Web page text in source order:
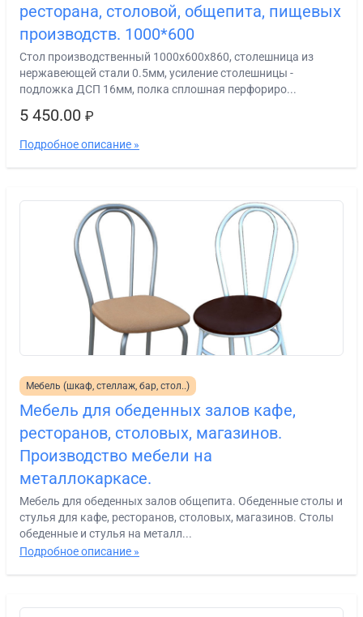
ресторана, столовой, общепита, пищевых
производств. 1000*600
Стол производственный 1000х600х860, столешница из
нержавеющей стали 0.5мм, усиление столешницы -
подложка ДСП 16мм, полка сплошная перфориро...
5 450.00 ₽
Подробное описание »
Мебель (шкаф, стеллаж, бар, стол..)
Мебель для обеденных залов кафе,
ресторанов, столовых, магазинов.
Производство мебели на
металлокаркасе.
Мебель для обеденных залов общепита. Обеденные столы и
стулья для кафе, ресторанов, столовых, магазинов. Столы
обеденные и стулья на металл...
Подробное описание »